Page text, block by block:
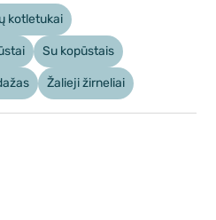
kotletukai
Su kopūstais
Žalieji žirneliai